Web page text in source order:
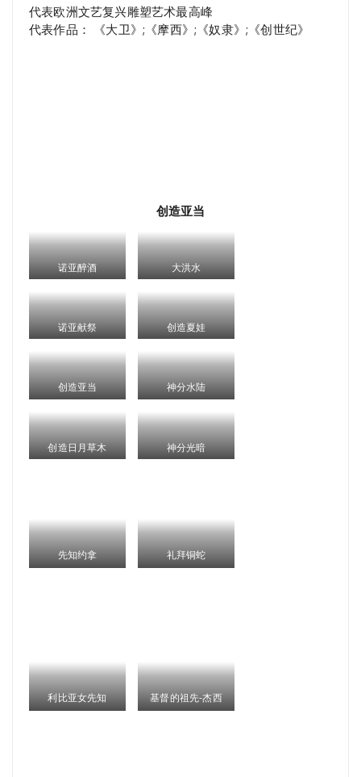
代表欧洲文艺复兴雕塑艺术最高峰
代表作品： 《大卫》;《摩西》;《奴隶》;《创世纪》
创造亚当
诺亚醉酒 大洪水
诺亚献祭 创造夏娃
创造亚当 神分水陆
创造日月草木 神分光暗
先知约拿 礼拜铜蛇
利比亚女先知 基督的祖先-杰西